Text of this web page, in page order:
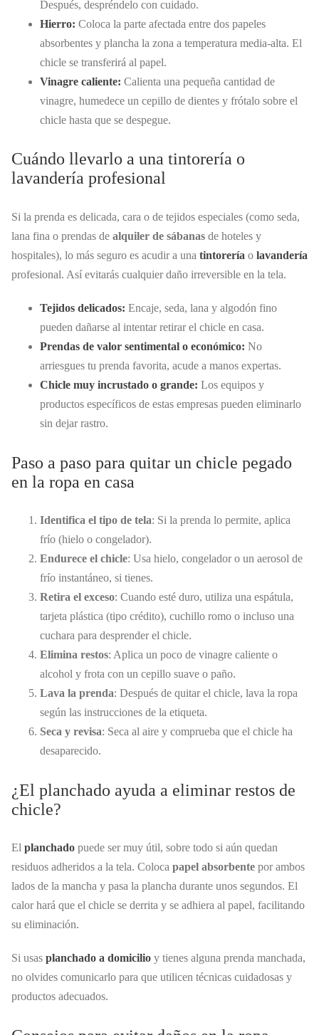
Después, despréndelo con cuidado.
Hierro: Coloca la parte afectada entre dos papeles
absorbentes y plancha la zona a temperatura media-alta. El
chicle se transferirá al papel.
Vinagre caliente: Calienta una pequeña cantidad de
vinagre, humedece un cepillo de dientes y frótalo sobre el
chicle hasta que se despegue.
Cuándo llevarlo a una tintorería o
lavandería profesional
Si la prenda es delicada, cara o de tejidos especiales (como seda,
lana fina o prendas de alquiler de sábanas de hoteles y
hospitales), lo más seguro es acudir a una tintorería o lavandería
profesional. Así evitarás cualquier daño irreversible en la tela.
Tejidos delicados: Encaje, seda, lana y algodón fino
pueden dañarse al intentar retirar el chicle en casa.
Prendas de valor sentimental o económico: No
arriesgues tu prenda favorita, acude a manos expertas.
Chicle muy incrustado o grande: Los equipos y
productos específicos de estas empresas pueden eliminarlo
sin dejar rastro.
Paso a paso para quitar un chicle pegado
en la ropa en casa
Identifica el tipo de tela: Si la prenda lo permite, aplica
frío (hielo o congelador).
Endurece el chicle: Usa hielo, congelador o un aerosol de
frío instantáneo, si tienes.
Retira el exceso: Cuando esté duro, utiliza una espátula,
tarjeta plástica (tipo crédito), cuchillo romo o incluso una
cuchara para desprender el chicle.
Elimina restos: Aplica un poco de vinagre caliente o
alcohol y frota con un cepillo suave o paño.
Lava la prenda: Después de quitar el chicle, lava la ropa
según las instrucciones de la etiqueta.
Seca y revisa: Seca al aire y comprueba que el chicle ha
desaparecido.
¿El planchado ayuda a eliminar restos de
chicle?
El planchado puede ser muy útil, sobre todo si aún quedan
residuos adheridos a la tela. Coloca papel absorbente por ambos
lados de la mancha y pasa la plancha durante unos segundos. El
calor hará que el chicle se derrita y se adhiera al papel, facilitando
su eliminación.
Si usas planchado a domicilio y tienes alguna prenda manchada,
no olvides comunicarlo para que utilicen técnicas cuidadosas y
productos adecuados.